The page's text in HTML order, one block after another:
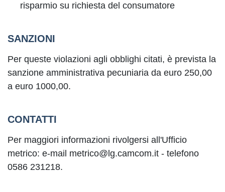
risparmio su richiesta del consumatore
SANZIONI
Per queste violazioni agli obblighi citati, è prevista la
sanzione amministrativa pecuniaria da euro 250,00
a euro 1000,00.
CONTATTI
Per maggiori informazioni rivolgersi all'Ufficio
metrico: e-mail metrico@lg.camcom.it - telefono
0586 231218.